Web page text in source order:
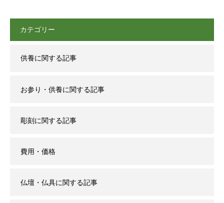
カテゴリー
供養に関する記事
お参り・供養に関する記事
彫刻に関する記事
費用・価格
仏壇・仏具に関する記事